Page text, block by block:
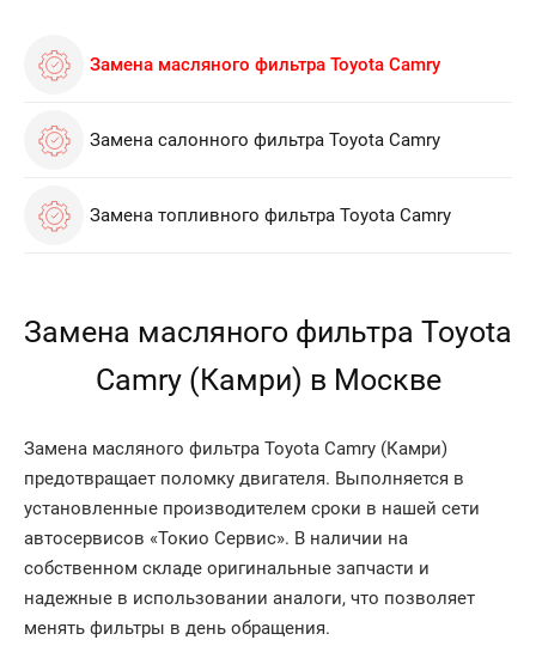
Замена масляного фильтра Toyota Camry
Замена салонного фильтра Toyota Camry
Замена топливного фильтра Toyota Camry
Замена масляного фильтра Toyota
Camry (Камри) в Москве
Замена масляного фильтра Toyota Camry (Камри)
предотвращает поломку двигателя. Выполняется в
установленные производителем сроки в нашей сети
автосервисов «Токио Сервис». В наличии на
собственном складе оригинальные запчасти и
надежные в использовании аналоги, что позволяет
менять фильтры в день обращения.